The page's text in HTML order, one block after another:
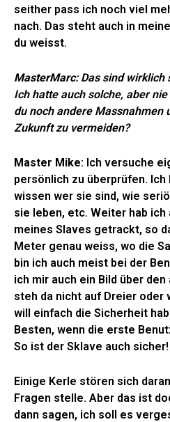
seither pass ich noch viel
nach. Das steht auch in
du weisst.
MasterMarc: Das sind wirklich
Ich hatte auch solche, aber
du noch andere Massnahmen
Zukunft zu vermeiden?
Master Mike: Ich versuche
persönlich zu überprüfen.
wissen wer sie sind, wie
sie leben, etc. Weiter hab ich
meines Slaves getrackt, so
Meter genau weiss, wo die
bin ich auch meist bei der
ich mir auch ein Bild über
steh da nicht auf Dreier oder
will einfach die Sicherheit
Besten, wenn die erste
So ist der Sklave auch sicher!
Einige Kerle stören sich
Fragen stelle. Aber das ist
dann sagen, ich soll es